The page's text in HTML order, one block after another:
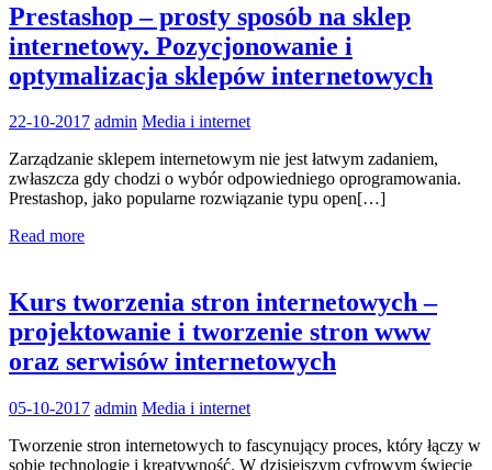
Prestashop – prosty sposób na sklep
internetowy. Pozycjonowanie i
optymalizacja sklepów internetowych
22-10-2017 admin Media i internet
Zarządzanie sklepem internetowym nie jest łatwym zadaniem,
zwłaszcza gdy chodzi o wybór odpowiedniego oprogramowania.
Prestashop, jako popularne rozwiązanie typu open[…]
Read more
Kurs tworzenia stron internetowych –
projektowanie i tworzenie stron www
oraz serwisów internetowych
05-10-2017 admin Media i internet
Tworzenie stron internetowych to fascynujący proces, który łączy w
sobie technologię i kreatywność. W dzisiejszym cyfrowym świecie